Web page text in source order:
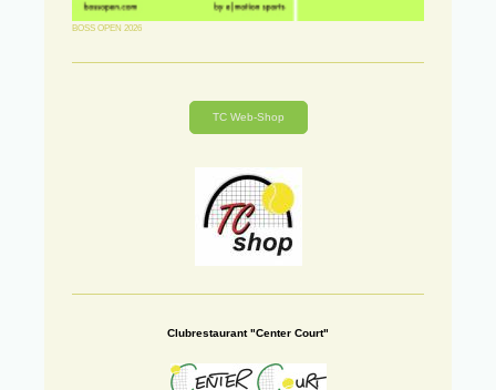
BOSS OPEN 2026
TC Web-Shop
Clubrestaurant "Center Court"